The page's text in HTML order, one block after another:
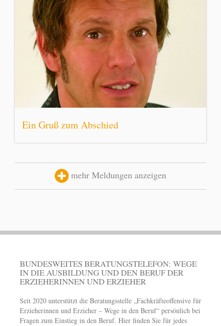
Ein Gruß zum Abschied
mehr Meldungen anzeigen
BUNDESWEITES BERATUNGSTELEFON: WEGE
IN DIE AUSBILDUNG UND DEN BERUF DER
ERZIEHERINNEN UND ERZIEHER
Seit 2020 unterstützt die Beratungsstelle „Fachkräfteoffensive für
Erzieherinnen und Erzieher – Wege in den Beruf“ persönlich bei
Fragen zum Einstieg in den Beruf. Hier finden Sie für jedes